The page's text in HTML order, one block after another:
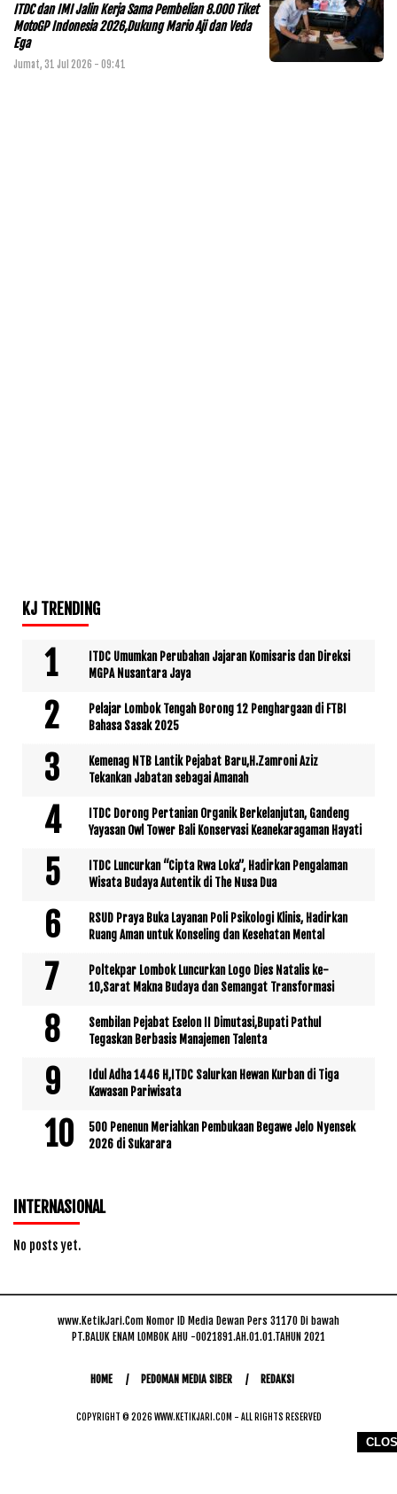
ITDC dan IMI Jalin Kerja Sama Pembelian 8.000 Tiket
MotoGP Indonesia 2026,Dukung Mario Aji dan Veda
Ega
Jumat, 31 Jul 2026 - 09:41
KJ TRENDING
ITDC Umumkan Perubahan Jajaran Komisaris dan Direksi
MGPA Nusantara Jaya
Pelajar Lombok Tengah Borong 12 Penghargaan di FTBI
Bahasa Sasak 2025
Kemenag NTB Lantik Pejabat Baru,H.Zamroni Aziz
Tekankan Jabatan sebagai Amanah
ITDC Dorong Pertanian Organik Berkelanjutan, Gandeng
Yayasan Owl Tower Bali Konservasi Keanekaragaman Hayati
ITDC Luncurkan “Cipta Rwa Loka”, Hadirkan Pengalaman
Wisata Budaya Autentik di The Nusa Dua
RSUD Praya Buka Layanan Poli Psikologi Klinis, Hadirkan
Ruang Aman untuk Konseling dan Kesehatan Mental
Poltekpar Lombok Luncurkan Logo Dies Natalis ke-
10,Sarat Makna Budaya dan Semangat Transformasi
Sembilan Pejabat Eselon II Dimutasi,Bupati Pathul
Tegaskan Berbasis Manajemen Talenta
Idul Adha 1446 H,ITDC Salurkan Hewan Kurban di Tiga
Kawasan Pariwisata
500 Penenun Meriahkan Pembukaan Begawe Jelo Nyensek
2026 di Sukarara
INTERNASIONAL
No posts yet.
www.KetikJari.Com Nomor ID Media Dewan Pers 31170 Di bawah
PT.BALUK ENAM LOMBOK AHU -0021891.AH.01.01.TAHUN 2021
HOME PEDOMAN MEDIA SIBER REDAKSI
COPYRIGHT © 2026 WWW.KETIKJARI.COM - ALL RIGHTS RESERVED